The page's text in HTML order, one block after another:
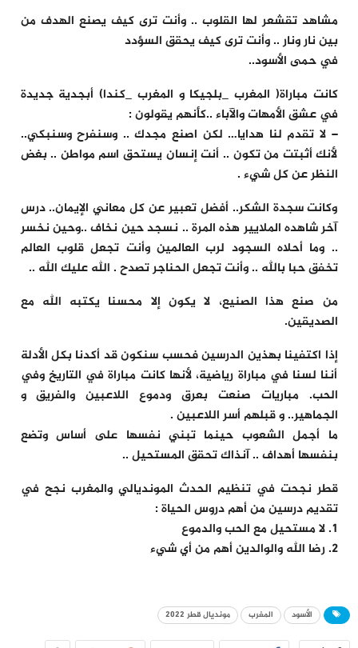
مشاهد تقشعر لها القلوب .. وأنت ترى كيف يصنع الهدف من
بين نار ونار .. وأنت ترى كيف يحقق السؤدد
في حمى الأسود..
كانت مباراة( المغرب _بلجيكا و المغرب _كندا) أبجدية جديدة
في عشق الأمهات والآباء ..كأنهم يقولون :
– لا تقدم لنا هدايا… لكن اصنع مجدك .. وسنفرح وسنبكي..
لأنك أثبتت من تكون .. أنت إنسان يستحق اسم مواطن .. بغض
النظر عن كل شيء .
وكانت سجدة الشكر.. أفضل تعبير عن كل معاني الإيمان.. درس
آخر شاهده الملايير هذه المرة .. نسجد حين نخاف ..وحين نخسر
.. وما أحلاه السجود لرب العالمين وأنت تجعل قلوب العالم
تخفق حبا بالله .. وأنت تجعل الحناجر تصدح . الله عليك الله ..
من صنع هذا الصنيع، لا يكون إلا محسنا يكتبه الله مع
الصديقين.
إذا اكتفينا بهذين الدرسين فحسب سنكون قد أكدنا بكل الأدلة
أننا لسنا في مباراة رياضية، لأنها كانت مباراة في التاريخ وفي
الحب. مباريات صنعت بعرق ودموع اللاعبين والفريق و
الجماهير.. و قبلهم أسر اللاعبين .
ما أجمل الشعوب حينما تبني نفسها على أساس وتضع
بنفسها أهداف .. آنذاك تحقق المستحيل ..
قطر نجحت في تنظيم الحدث المونديالي والمغرب نجح في
تقديم درسين من أهم دروس الحياة :
1. لا مستحيل مع الحب والدموع
2. رضا الله والوالدين أهم من أي شيء
الأسود المغرب مونديال قطر 2022